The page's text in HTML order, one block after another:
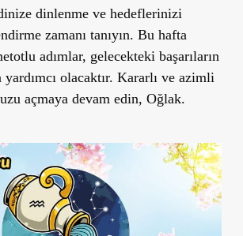
dinlenme ve hedeflerinizi
zamanı tanıyın. Bu hafta
adımlar, gelecekteki başarıların
olacaktır. Kararlı ve azimli
açmaya devam edin, Oğlak.